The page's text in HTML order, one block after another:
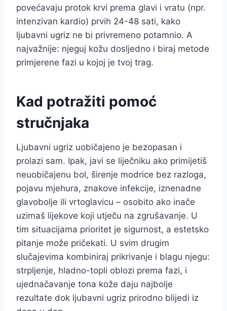
povećavaju protok krvi prema glavi i vratu (npr.
intenzivan kardio) prvih 24-48 sati, kako
ljubavni ugriz ne bi privremeno potamnio. A
najvažnije: njeguj kožu dosljedno i biraj metode
primjerene fazi u kojoj je tvoj trag.
Kad potražiti pomoć
stručnjaka
Ljubavni ugriz uobičajeno je bezopasan i
prolazi sam. Ipak, javi se liječniku ako primijetiš
neuobičajenu bol, širenje modrice bez razloga,
pojavu mjehura, znakove infekcije, iznenadne
glavobolje ili vrtoglavicu – osobito ako inače
uzimaš lijekove koji utječu na zgrušavanje. U
tim situacijama prioritet je sigurnost, a estetsko
pitanje može pričekati. U svim drugim
slučajevima kombiniraj prikrivanje i blagu njegu:
strpljenje, hladno-topli oblozi prema fazi, i
ujednačavanje tona kože daju najbolje
rezultate dok ljubavni ugriz prirodno blijedi iz